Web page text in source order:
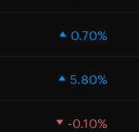
0.70%
5.80%
-0.10%